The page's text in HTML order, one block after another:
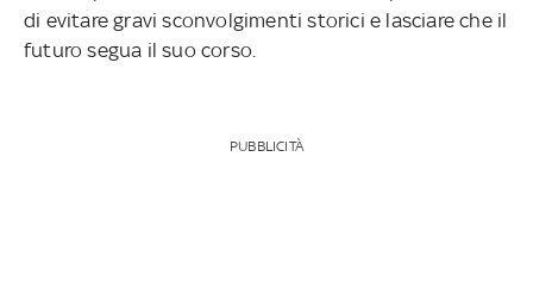
di evitare gravi sconvolgimenti storici e lasciare che il
futuro segua il suo corso.
PUBBLICITÀ